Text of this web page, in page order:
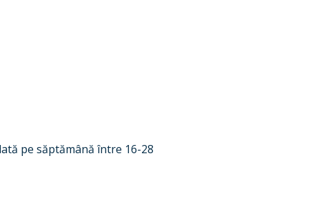
pe săptămână între 16-28